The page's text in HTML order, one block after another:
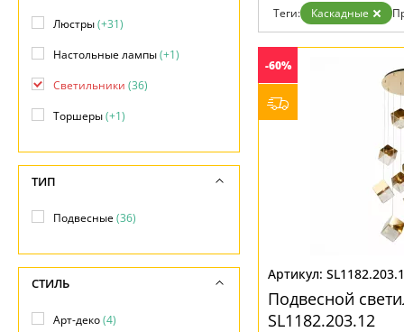
Доставка и оплата
Гарантия
Возврат
Отзывы
Установка
Бренды
Контакты
Хай
Теги: Каскадные
-60%
Подвесной
SL1182.203.12
Люстры(+31)
Настольные лампы(+1)
Светильники (36)
Торшеры(+1)
ТИП
Подвесные(36)
СТИЛЬ
Арт-деко(4)